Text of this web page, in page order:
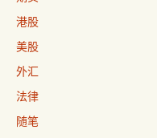
港股
美股
外汇
法律
随笔